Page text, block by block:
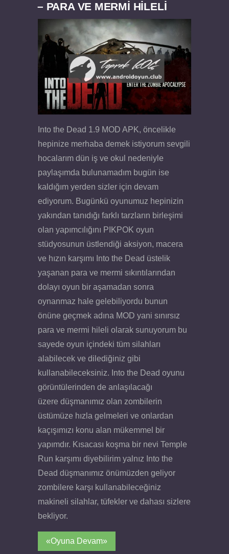
– PARA VE MERMİ HİLELİ
Into the Dead 1.9 MOD APK, öncelikle
hepinize merhaba demek istiyorum sevgili
hocalarım dün iş ve okul nedeniyle
paylaşımda bulunamadım bugün ise
kaldığım yerden sizler için devam
ediyorum. Bugünkü oyunumuz hepinizin
yakından tanıdığı farklı tarzların birleşimi
olan yapımcılığını PIKPOK oyun
stüdyosunun üstlendiği aksiyon, macera
ve hızın karşımı Into the Dead üstelik
yaşanan para ve mermi sıkıntılarından
dolayı oyun bir aşamadan sonra
oynanmaz hale gelebiliyordu bunun
önüne geçmek adına MOD yani sınırsız
para ve mermi hileli olarak sunuyorum bu
sayede oyun içindeki tüm silahları
alabilecek ve dilediğiniz gibi
kullanabileceksiniz. Into the Dead oyunu
görüntülerinden de anlaşılacağı
üzere düşmanımız olan zombilerin
üstümüze hızla gelmeleri ve onlardan
kaçışımızı konu alan mükemmel bir
yapımdır. Kısacası koşma bir nevi Temple
Run karşımı diyebilirim yalnız Into the
Dead düşmanımız önümüzden geliyor
zombilere karşı kullanabileceğiniz
makineli silahlar, tüfekler ve dahası sizlere
bekliyor.
«Oyuna Devam»